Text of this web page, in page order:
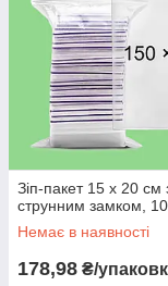
Зіп-пакет 15 х 20 см
струнним замком,
Немає в наявності
178,98 ₴/